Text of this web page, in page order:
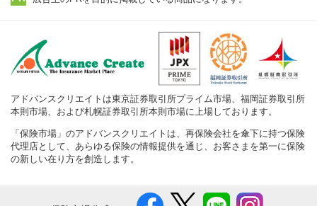
アドバンスクリエイトは東京証券取引所プライム市場、福岡証券取引所
本則市場、および札幌証券取引所本則市場に上場しております。
「保険市場」のアドバンスクリエイトは、再保険会社を傘下に持つ保険
代理店として、あらゆる保険の情報提供を通じ、お客さまを第一に保険
の新しい在り方を創造します。